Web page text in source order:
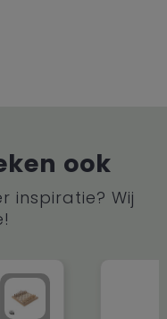
ook
inspiratie? Wij